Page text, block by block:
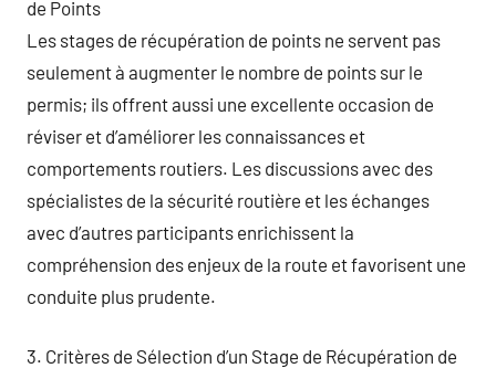
de Points
Les stages de récupération de points ne servent pas
seulement à augmenter le nombre de points sur le
permis; ils offrent aussi une excellente occasion de
réviser et d’améliorer les connaissances et
comportements routiers. Les discussions avec des
spécialistes de la sécurité routière et les échanges
avec d’autres participants enrichissent la
compréhension des enjeux de la route et favorisent une
conduite plus prudente.
3. Critères de Sélection d’un Stage de Récupération de